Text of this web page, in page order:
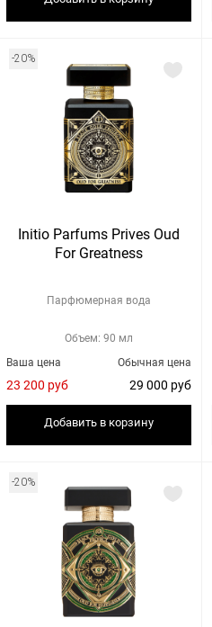
-20%
Initio Parfums Prives Oud
For Greatness
Парфюмерная вода
Объем: 90 мл
Обычная цена
29 000 руб
Ваша цена
23 200 руб
Добавить в корзину
-20%